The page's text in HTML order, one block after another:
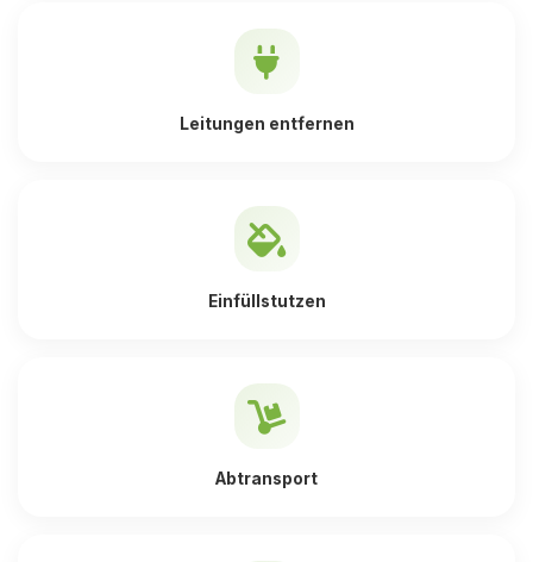
Leitungen entfernen
Einfüllstutzen
Abtransport